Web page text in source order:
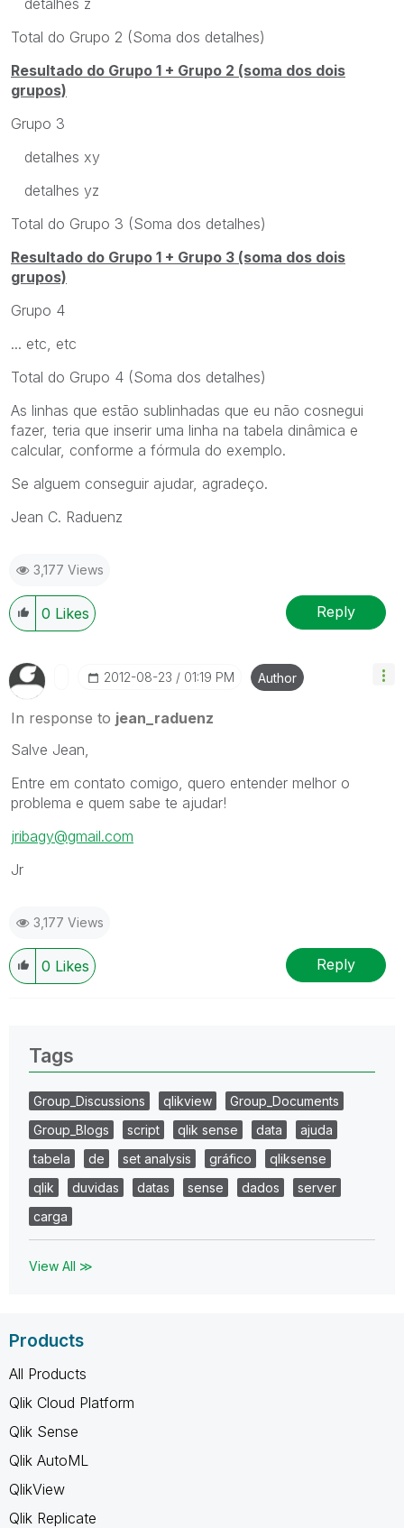
Total do Grupo 2 (Soma dos detalhes)
Resultado do Grupo 1 + Grupo 2 (soma dos dois
grupos)
Grupo 3
detalhes xy
detalhes yz
Total do Grupo 3 (Soma dos detalhes)
Resultado do Grupo 1 + Grupo 3 (soma dos dois
grupos)
Grupo 4
... etc, etc
Total do Grupo 4 (Soma dos detalhes)
As linhas que estão sublinhadas que eu não cosnegui
fazer, teria que inserir uma linha na tabela dinâmica e
calcular, conforme a fórmula do exemplo.
Se alguem conseguir ajudar, agradeço.
Jean C. Raduenz
3,177 Views
0 Likes Reply
‎2012-08-23 01:19 PM Author
In response to jean_raduenz
Salve Jean,
Entre em contato comigo, quero entender melhor o
problema e quem sabe te ajudar!
jribagy@gmail.com
Jr
3,177 Views
0 Likes Reply
Tags
Group_Discussions qlikview
Group_Documents
Group_Blogs
script qlik sense data
ajuda
tabela
de set analysis gráfico
qliksense
qlik
duvidas datas sense dados
server
carga
View All ≫
Products
All Products
Qlik Cloud Platform
Qlik Sense
Qlik AutoML
QlikView
Qlik Replicate